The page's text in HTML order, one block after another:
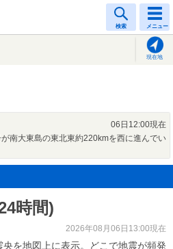
検索 メニュー
現在地
06日12:00現在
南大東島の東北東約220kmを西に進んでい
時間)
2026年08月06日13:00現在
を地図上に表示。どこで地震が頻発